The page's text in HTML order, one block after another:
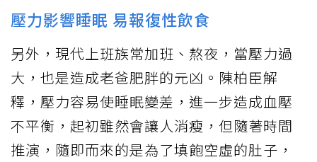
壓力影響睡眠 易報復性飲食
另外，現代上班族常加班、熬夜，當壓力過
大，也是造成老爸肥胖的元凶。陳柏臣解
釋，壓力容易使睡眠變差，進一步造成血壓
不平衡，起初雖然會讓人消瘦，但隨著時間
推演，隨即而來的是為了填飽空虛的肚子，